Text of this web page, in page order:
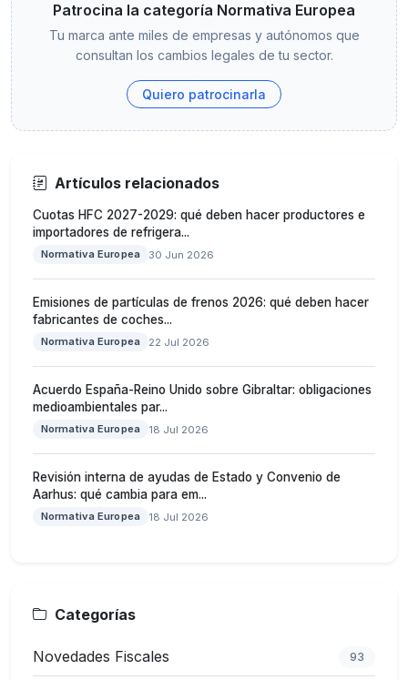
Patrocina la categoría Normativa Europea
Tu marca ante miles de empresas y autónomos que
consultan los cambios legales de tu sector.
Quiero patrocinarla
Artículos relacionados
Cuotas HFC 2027-2029: qué deben hacer productores e
importadores de refrigera...
Normativa Europea 30 Jun 2026
Emisiones de partículas de frenos 2026: qué deben hacer
fabricantes de coches...
Normativa Europea 22 Jul 2026
Acuerdo España-Reino Unido sobre Gibraltar: obligaciones
medioambientales par...
Normativa Europea 18 Jul 2026
Revisión interna de ayudas de Estado y Convenio de
Aarhus: qué cambia para em...
Normativa Europea 18 Jul 2026
Categorías
Novedades Fiscales 93